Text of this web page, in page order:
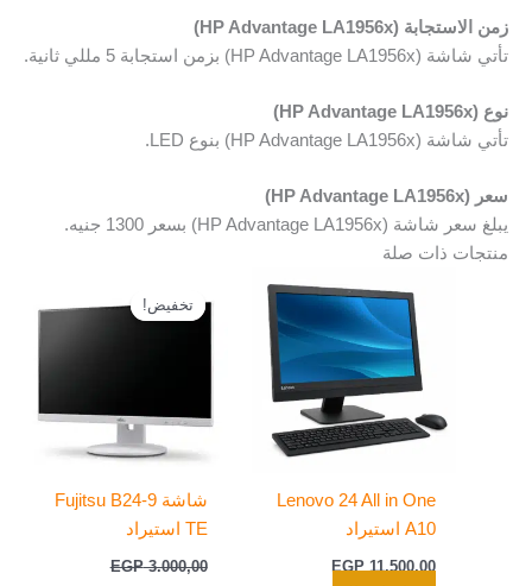
زمن الاستجابة (HP Advantage LA1956x)
تأتي شاشة (HP Advantage LA1956x) بزمن استجابة 5 مللي ثانية.
نوع (HP Advantage LA1956x)
تأتي شاشة (HP Advantage LA1956x) بنوع LED.
سعر (HP Advantage LA1956x)
يبلغ سعر شاشة (HP Advantage LA1956x) بسعر 1300 جنيه.
منتجات ذات صلة
Lenovo 24 All in One
A10 استيراد
EGP11.500,00
تخفيض!
تخفيض!
شاشة Fujitsu B24-9
TE استيراد
EGP3.000,00
هو:
EGP 2.400,00.